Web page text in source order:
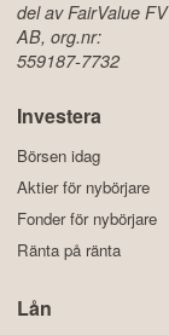
del av FairValue FV
AB, org.nr:
559187-7732
Investera
Börsen idag
Aktier för nybörjare
Fonder för nybörjare
Ränta på ränta
Lån